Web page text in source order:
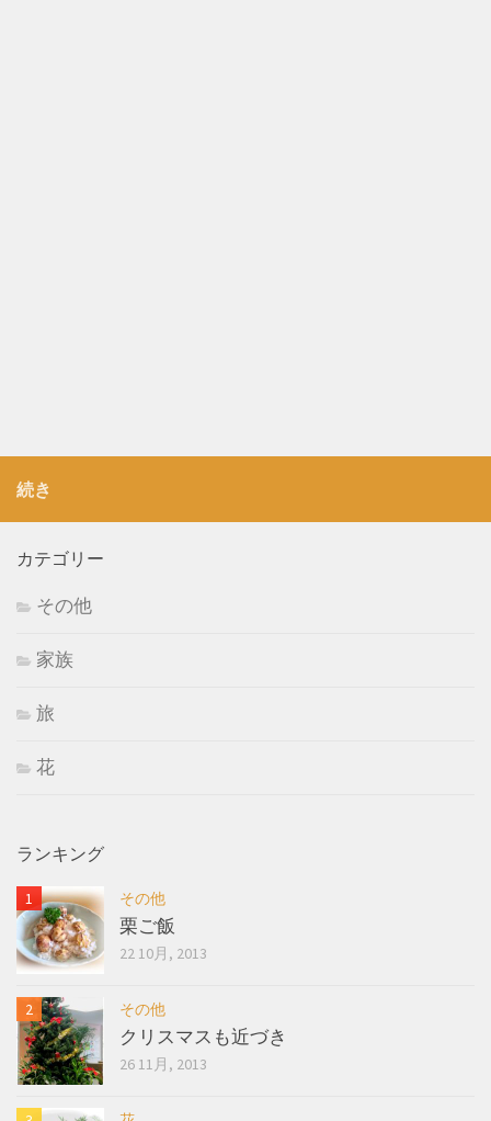
続き
カテゴリー
その他
家族
旅
花
ランキング
その他
栗ご飯
22 10月, 2013
その他
クリスマスも近づき
26 11月, 2013